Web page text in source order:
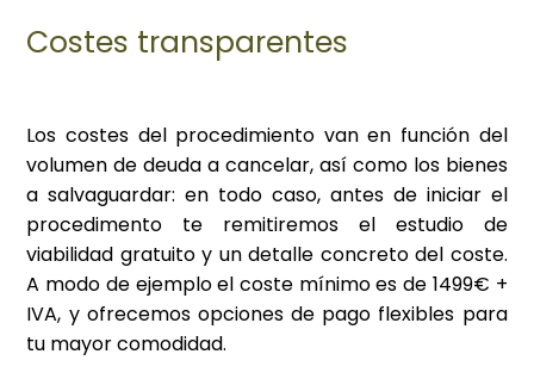
Costes transparentes
Los costes del procedimiento van en función del
volumen de deuda a cancelar, así como los bienes
a salvaguardar: en todo caso, antes de iniciar el
procedimento te remitiremos el estudio de
viabilidad gratuito y un detalle concreto del coste.
A modo de ejemplo el coste mínimo es de 1499€ +
IVA, y ofrecemos opciones de pago flexibles para
tu mayor comodidad.